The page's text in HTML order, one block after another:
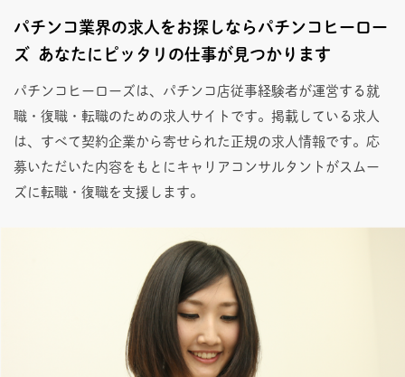
パチンコ業界の求人をお探しならパチンコヒーロー
ズ あなたにピッタリの仕事が見つかります
パチンコヒーローズは、パチンコ店従事経験者が運営する就
職・復職・転職のための求人サイトです。掲載している求人
は、すべて契約企業から寄せられた正規の求人情報です。応
募いただいた内容をもとにキャリアコンサルタントがスムー
ズに転職・復職を支援します。